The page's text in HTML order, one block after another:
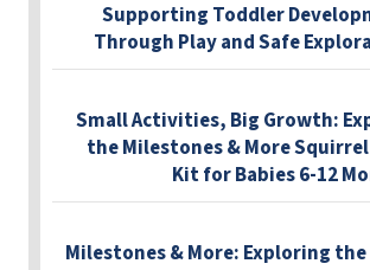
Supporting Toddler
Through Play and Safe
Small Activities, Big Growth:
the Milestones & More
Kit for Babies 6-12
Milestones & More: Exploring the